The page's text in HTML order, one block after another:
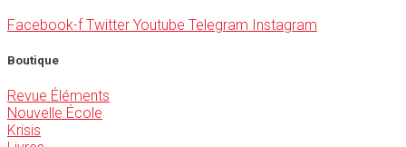
Facebook-f Twitter Youtube Telegram Instagram
Boutique
Revue Éléments
Nouvelle École
Krisis